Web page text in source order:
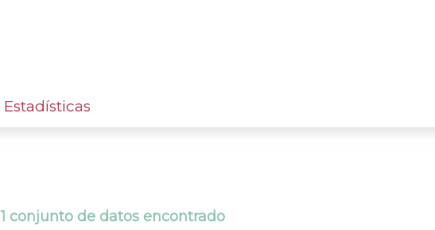
Estadísticas
1 conjunto de datos encontrado